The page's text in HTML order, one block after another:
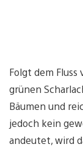
Folgt dem Fluss
grünen
Bäumen und
jedoch kein
andeutet, wird